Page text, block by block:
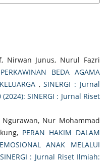
Nirwan Junus, Nurul Fazri
BEDA AGAMA
,SINERGI : Jurnal
SINERGI : Jurnal Riset
Nur Mohammad
PERAN HAKIM DALAM
ANAK MELALUI
SINERGI : Jurnal Riset Ilmiah: